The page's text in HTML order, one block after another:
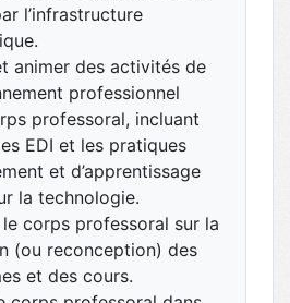
l’infrastructure
animer des activités de
professionnel
professoral, incluant
EDI et les pratiques
et d’apprentissage
la technologie.
corps professoral sur la
(ou reconception) des
et des cours.